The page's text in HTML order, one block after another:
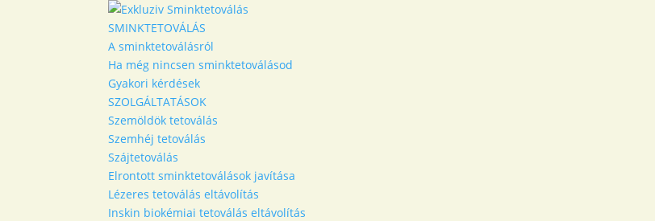
SMINKTETOVÁLÁS
A sminktetoválásról
Ha még nincsen sminktetoválásod
Gyakori kérdések
SZOLGÁLTATÁSOK
Szemöldök tetoválás
Szemhéj tetoválás
Szájtetoválás
Elrontott sminktetoválások javítása
Lézeres tetoválás eltávolítás
Inskin biokémiai tetoválás eltávolítás